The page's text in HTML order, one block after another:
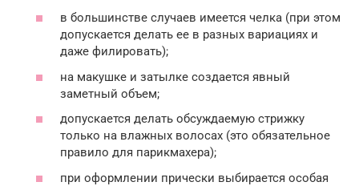
в большинстве случаев имеется челка (при этом
допускается делать ее в разных вариациях и
даже филировать);
на макушке и затылке создается явный
заметный объем;
допускается делать обсуждаемую стрижку
только на влажных волосах (это обязательное
правило для парикмахера);
при оформлении прически выбирается особая